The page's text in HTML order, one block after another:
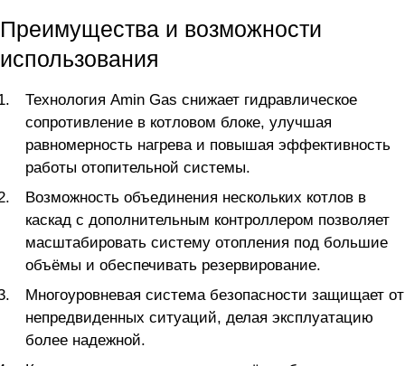
Преимущества и возможности
использования
Технология Amin Gas снижает гидравлическое
сопротивление в котловом блоке, улучшая
равномерность нагрева и повышая эффективность
работы отопительной системы.
Возможность объединения нескольких котлов в
каскад с дополнительным контроллером позволяет
масштабировать систему отопления под большие
объёмы и обеспечивать резервирование.
Многоуровневая система безопасности защищает от
непредвиденных ситуаций, делая эксплуатацию
более надежной.